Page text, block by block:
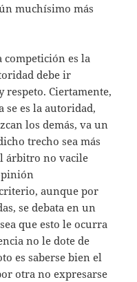
muchísimo más
competición es la
debe ir
respeto. Ciertamente,
es la autoridad,
los demás, va un
trecho sea más
árbitro no vacile
aunque por
se debata en un
que esto le ocurra
no le dote de
es saberse bien el
otra no expresarse